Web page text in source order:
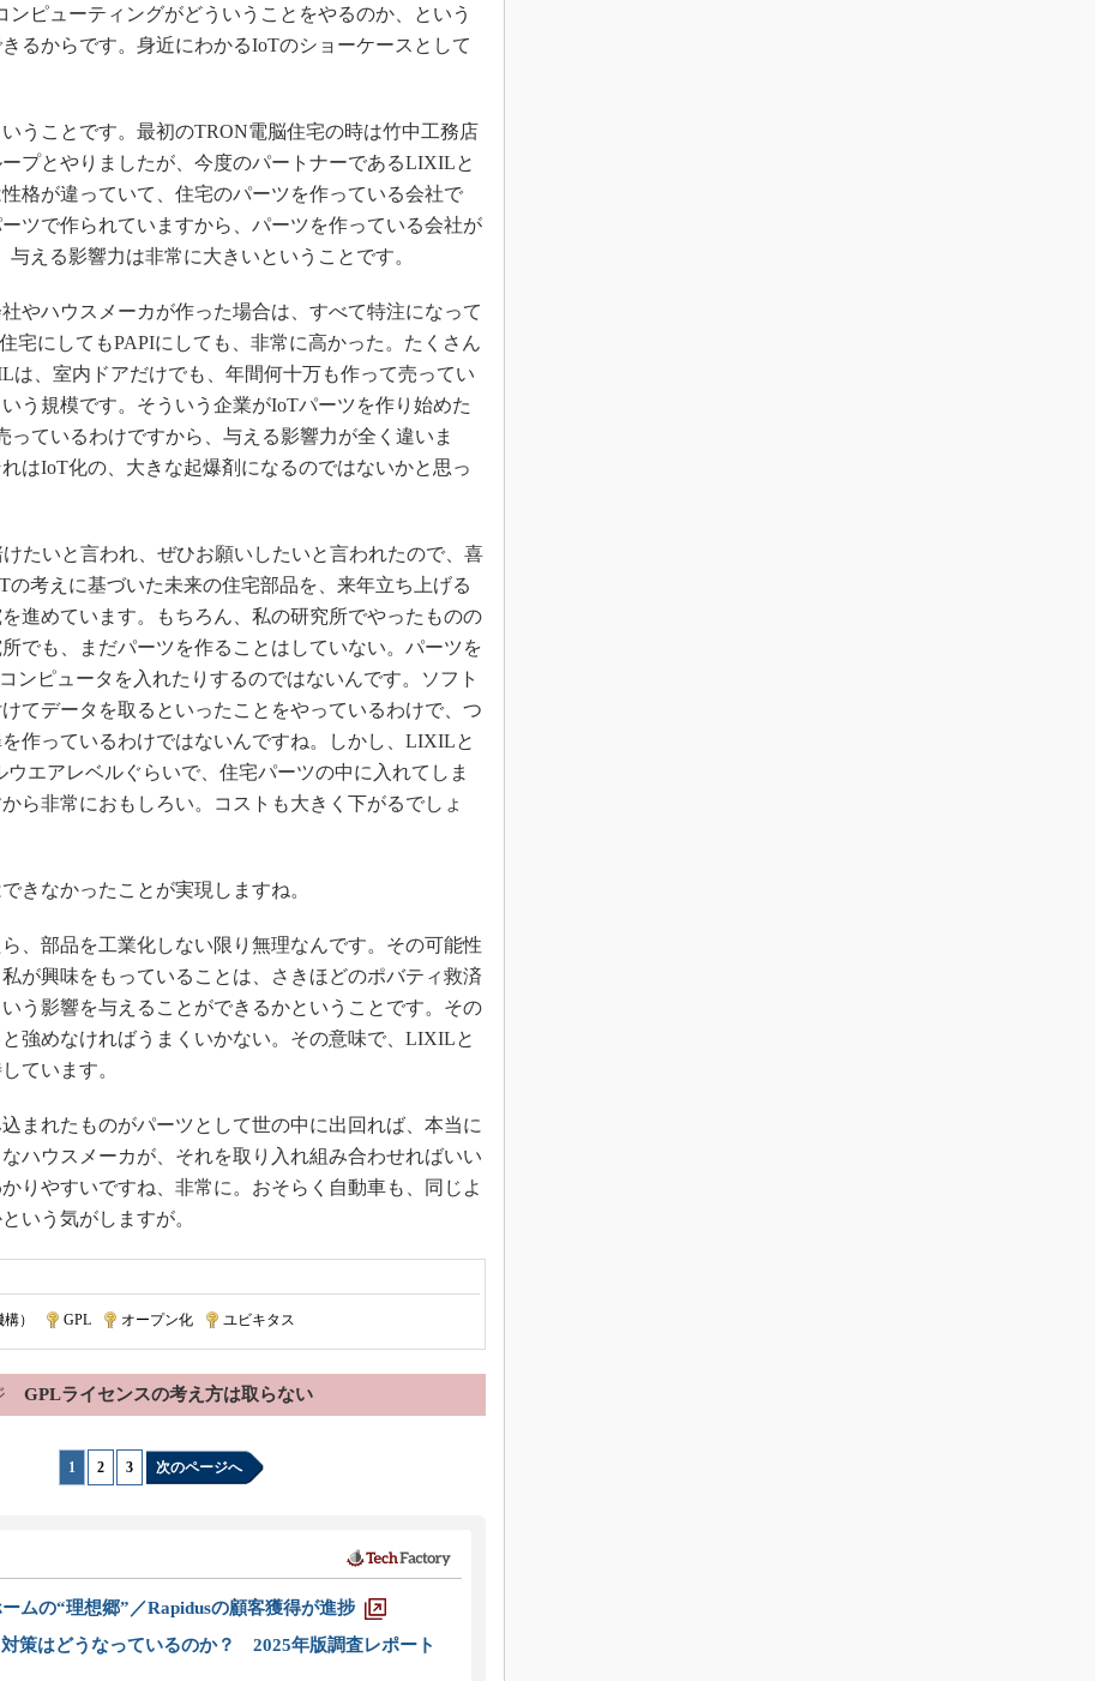
ピューティングがどういうことをやるのか、という
るからです。身近にわかるIoTのショーケースとして
うことです。最初のTRON電脳住宅の時は竹中工務店
プとやりましたが、今度のパートナーであるLIXILと
格が違っていて、住宅のパーツを作っている会社で
ツで作られていますから、パーツを作っている会社が
える影響力は非常に大きいということです。
やハウスメーカが作った場合は、すべて特注になって
宅にしてもPAPIにしても、非常に高かった。たくさん
は、室内ドアだけでも、年間何十万も作って売ってい
う規模です。そういう企業がIoTパーツを作り始めた
っているわけですから、与える影響力が全く違いま
はIoT化の、大きな起爆剤になるのではないかと思っ
たいと言われ、ぜひお願いしたいと言われたので、喜
の考えに基づいた未来の住宅部品を、来年立ち上げる
進めています。もちろん、私の研究所でやったものの
でも、まだパーツを作ることはしていない。パーツを
ンピュータを入れたりするのではないんです。ソフト
てデータを取るといったことをやっているわけで、つ
作っているわけではないんですね。しかし、LIXILと
エアレベルぐらいで、住宅パーツの中に入れてしま
ら非常におもしろい。コストも大きく下がるでしょ
なかったことが実現しますね。
部品を工業化しない限り無理なんです。その可能性
が興味をもっていることは、さきほどのポバティ救済
う影響を与えることができるかということです。その
強めなければうまくいかない。その意味で、LIXILと
ています。
れたものがパーツとして世の中に出回れば、本当に
ハウスメーカが、それを取り入れ組み合わせればいい
りやすいですね、非常に。おそらく自動車も、同じよ
いう気がしますが。
） GPL オープン化 ユビキタス
GPLライセンスの考え方は取らない
1 2 3 次のページへ
ムの“理想郷”／Rapidusの顧客獲得が進捗
策はどうなっているのか？ 2025年版調査レポート